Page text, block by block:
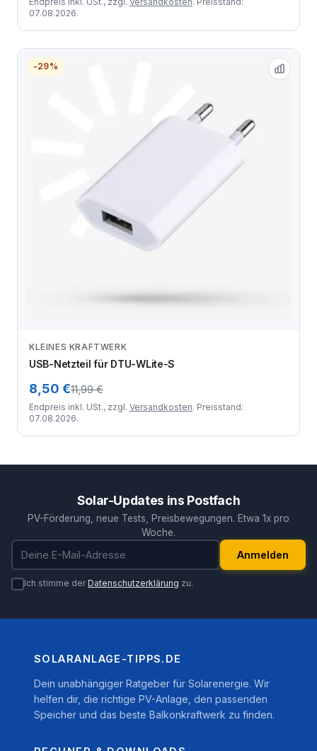
07.08.2026.
-29%
Zum Angebot
KLEINES KRAFTWERK
USB-Netzteil für DTU-WLite-S
8,50 €11,99 €
Endpreis inkl. USt., zzgl. Versandkosten. Preisstand:
07.08.2026.
Solar-Updates ins Postfach
PV-Förderung, neue Tests, Preisbewegungen. Etwa 1x pro
Woche.
E-Mail-Adresse
Anmelden
Ich stimme derDatenschutzerklärung zu.
SOLARANLAGE-TIPPS.DE
Dein unabhängiger Ratgeber für Solarenergie. Wir
helfen dir, die richtige PV-Anlage, den passenden
Speicher und das beste Balkonkraftwerk zu finden.